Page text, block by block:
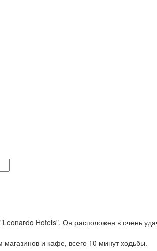
Hotels". Он расположен в очень
и кафе, всего 10 минут ходьбы.